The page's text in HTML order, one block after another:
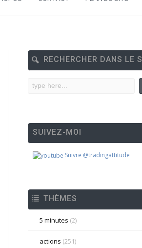
RECHERCHER DANS LE
SUIVEZ-MOI
Suivre @tradingattitude
THÈMES
5 minutes (2)
actions (251)